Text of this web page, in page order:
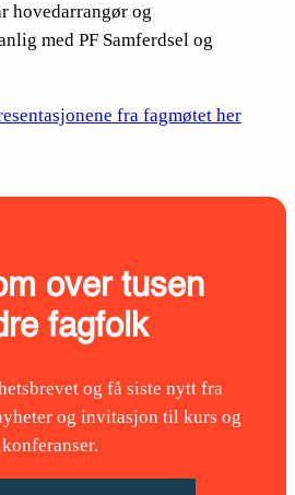
hovedarrangør og
med PF Samferdsel og
fra fagmøtet her
over tusen
fagfolk
og få siste nytt fra
og invitasjon til kurs og
konferanser.